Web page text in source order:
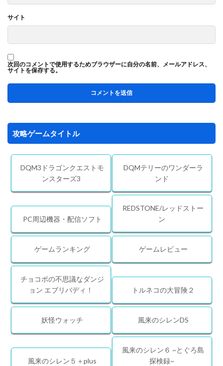
サイト
次回のコメントで使用するためブラウザーに自分の名前、メールアドレス、
サイトを保存する。
攻略ゲームタイトル
DQM3ドラゴンクエストモ
ンスターズ3
DQMテリーのワンダーラ
ンド
PC周辺機器・配信ソフト
REDSTONE/レッドストー
ン
ゲームランキング ゲームレビュー
チョコボの不思議なダンジ
ョン エブリバディ！
トルネコの大冒険２
妖怪ウォッチ 風来のシレンDS
風来のシレン５＋plus
風来のシレン６ ~とぐろ島
探検録~